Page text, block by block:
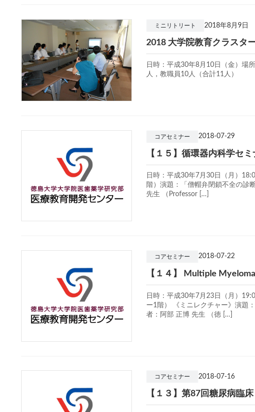
2018年8月9日
ミニリトリート
2018 大学院教育クラスタ
日時：平成30年8月10日（金）場
人，教職員10人（合計11人）
2018-07-29
コアセミナー
【１５】循環器内科学セミ
日時：平成30年7月30日（月）
階）演題：「僧帽弁閉鎖不全の診
先生 （Professor […]
2018-07-22
コアセミナー
【１４】 Multiple
日時：平成30年7月23日（月）
ー1階） 《ミニレクチャー》演題
者：阿部 正博 先生 （徳 […]
2018-07-16
コアセミナー
【１３】第87回糖尿病臨